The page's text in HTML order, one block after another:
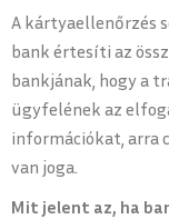
A kártyaellenőrzés
bank értesíti az
bankjának, hogy a
ügyfelének az
információkat, arra
van joga.
Mit jelent az, ha